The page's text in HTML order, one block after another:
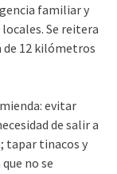
familiar y
Se reitera
de 12 kilómetros
evitar
de salir a
tapar tinacos y
no se